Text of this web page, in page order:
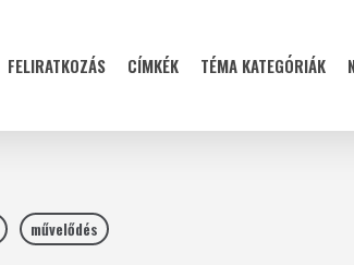
FELIRATKOZÁS CÍMKÉK TÉMA KATEGÓRIÁK
művelődés